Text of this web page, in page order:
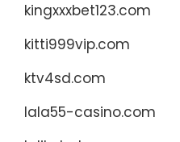
kingxxxbet123.com
kitti999vip.com
ktv4sd.com
lala55-casino.com